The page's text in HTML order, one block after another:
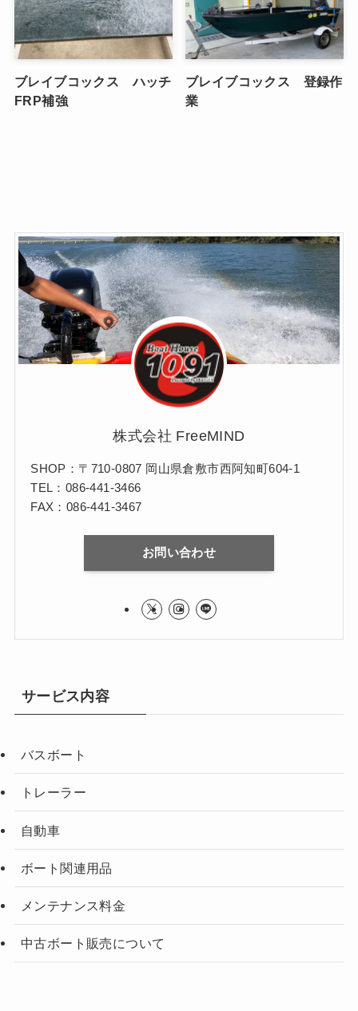
ブレイブコックス ハッチ
FRP補強
ブレイブコックス 登録作
業
株式会社 FreeMIND
SHOP：〒710-0807 岡山県倉敷市西阿知町604-1
TEL：086-441-3466
FAX：086-441-3467
お問い合わせ
サービス内容
バスボート
トレーラー
自動車
ボート関連用品
メンテナンス料金
中古ボート販売について